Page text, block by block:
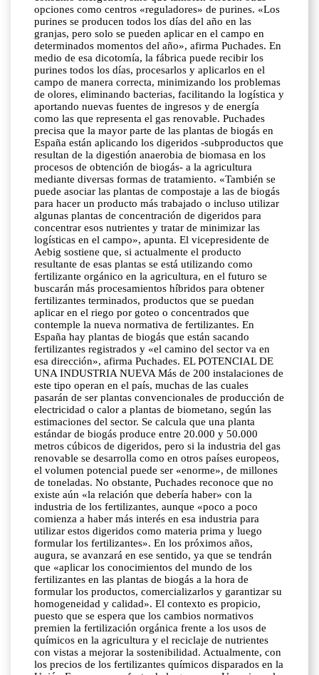
opciones como centros «reguladores» de purines. «Los
purines se producen todos los días del año en las
granjas, pero solo se pueden aplicar en el campo en
determinados momentos del año», afirma Puchades. En
medio de esa dicotomía, la fábrica puede recibir los
purines todos los días, procesarlos y aplicarlos en el
campo de manera correcta, minimizando los problemas
de olores, eliminando bacterias, facilitando la logística y
aportando nuevas fuentes de ingresos y de energía
como las que representa el gas renovable. Puchades
precisa que la mayor parte de las plantas de biogás en
España están aplicando los digeridos -subproductos que
resultan de la digestión anaerobia de biomasa en los
procesos de obtención de biogás- a la agricultura
mediante diversas formas de tratamiento. «También se
puede asociar las plantas de compostaje a las de biogás
para hacer un producto más trabajado o incluso utilizar
algunas plantas de concentración de digeridos para
concentrar esos nutrientes y tratar de minimizar las
logísticas en el campo», apunta. El vicepresidente de
Aebig sostiene que, si actualmente el producto
resultante de esas plantas se está utilizando como
fertilizante orgánico en la agricultura, en el futuro se
buscarán más procesamientos híbridos para obtener
fertilizantes terminados, productos que se puedan
aplicar en el riego por goteo o concentrados que
contemple la nueva normativa de fertilizantes. En
España hay plantas de biogás que están sacando
fertilizantes registrados y «el camino del sector va en
esa dirección», afirma Puchades. EL POTENCIAL DE
UNA INDUSTRIA NUEVA Más de 200 instalaciones de
este tipo operan en el país, muchas de las cuales
pasarán de ser plantas convencionales de producción de
electricidad o calor a plantas de biometano, según las
estimaciones del sector. Se calcula que una planta
estándar de biogás produce entre 20.000 y 50.000
metros cúbicos de digeridos, pero si la industria del gas
renovable se desarrolla como en otros países europeos,
el volumen potencial puede ser «enorme», de millones
de toneladas. No obstante, Puchades reconoce que no
existe aún «la relación que debería haber» con la
industria de los fertilizantes, aunque «poco a poco
comienza a haber más interés en esa industria para
utilizar estos digeridos como materia prima y luego
formular los fertilizantes». En los próximos años,
augura, se avanzará en ese sentido, ya que se tendrán
que «aplicar los conocimientos del mundo de los
fertilizantes en las plantas de biogás a la hora de
formular los productos, comercializarlos y garantizar su
homogeneidad y calidad». El contexto es propicio,
puesto que se espera que los cambios normativos
premien la fertilización orgánica frente a los usos de
químicos en la agricultura y el reciclaje de nutrientes
con vistas a mejorar la sostenibilidad. Actualmente, con
los precios de los fertilizantes químicos disparados en la